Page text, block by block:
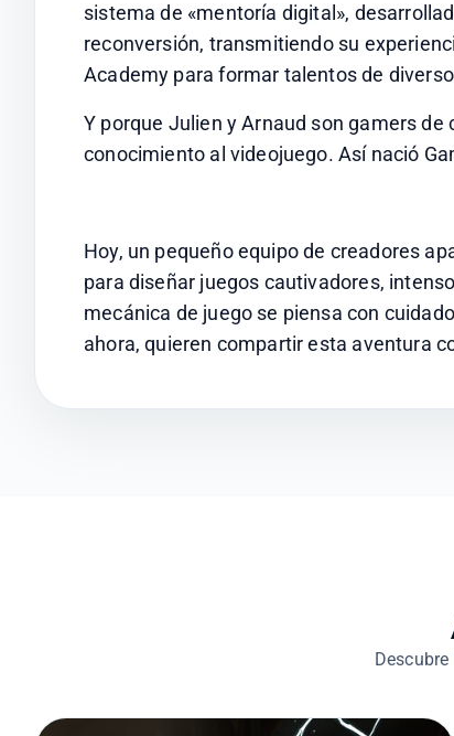
sistema de «mentoría digital»,
reconversión, transmitiendo su
Academy para formar talentos de
Y porque Julien y Arnaud son gamers
conocimiento al videojuego. Así nació
Hoy, un pequeño equipo de creadores
para diseñar juegos cautivadores,
mecánica de juego se piensa con
ahora, quieren compartir esta aventura